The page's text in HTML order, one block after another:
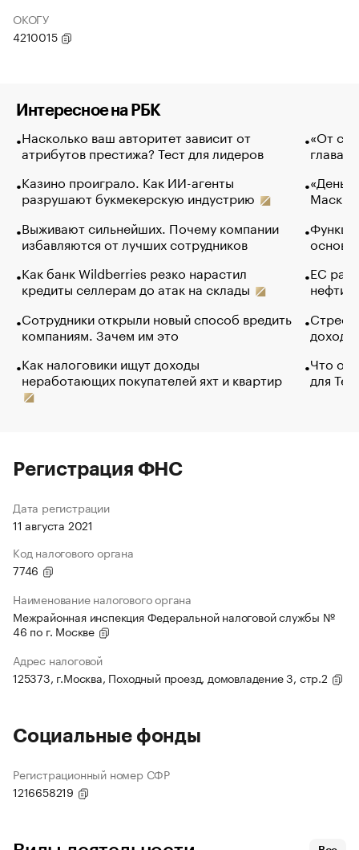
ОКОГУ
4210015
Интересное на РБК
Насколько ваш авторитет зависит от
атрибутов престижа? Тест для лидеров
Казино проиграло. Как ИИ-агенты
разрушают букмекерскую индустрию
Выживают сильнейших. Почему компании
избавляются от лучших сотрудников
Как банк Wildberries резко нарастил
кредиты селлерам до атак на склады
Сотрудники открыли новый способ вредить
компаниям. Зачем им это
Как налоговики ищут доходы
неработающих покупателей яхт и квартир
«От
глава
Маск в
основ
ЕС
нефти
Что
для
Регистрация ФНС
Дата регистрации
11 августа 2021
Код налогового органа
7746
Наименование налогового органа
Межрайонная инспекция Федеральной налоговой службы №
46 по г. Москве
Адрес налоговой
125373, г.Москва, Походный проезд, домовладение 3, стр.2
Социальные фонды
Регистрационный номер СФР
1216658219